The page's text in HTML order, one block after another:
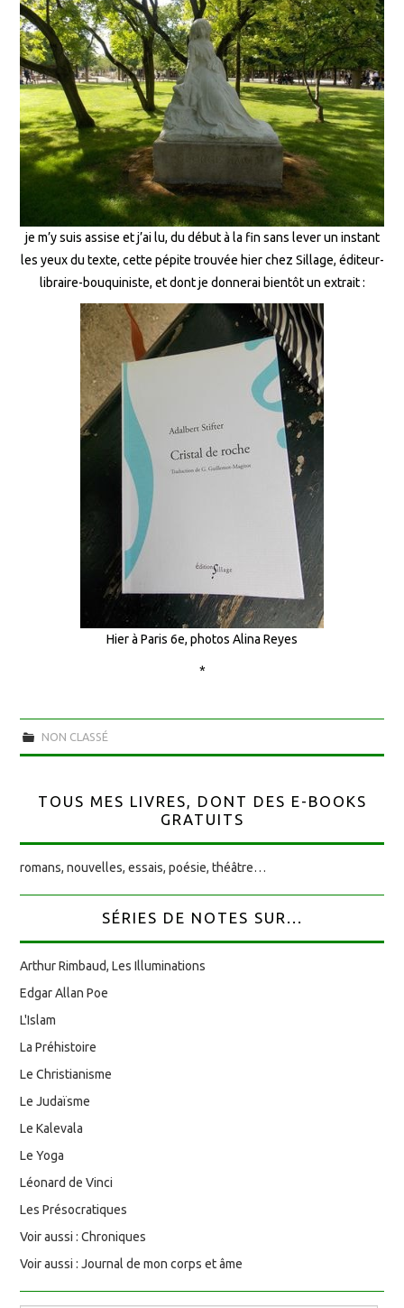
je m’y suis assise et j’ai lu, du début à la fin sans lever un instant
les yeux du texte, cette pépite trouvée hier chez Sillage, éditeur-
libraire-bouquiniste, et dont je donnerai bientôt un extrait :
Hier à Paris 6e, photos Alina Reyes
*
NON CLASSÉ
TOUS MES LIVRES, DONT DES E-BOOKS
GRATUITS
romans, nouvelles, essais, poésie, théâtre…
SÉRIES DE NOTES SUR...
Arthur Rimbaud, Les Illuminations
Edgar Allan Poe
L'Islam
La Préhistoire
Le Christianisme
Le Judaïsme
Le Kalevala
Le Yoga
Léonard de Vinci
Les Présocratiques
Voir aussi : Chroniques
Voir aussi : Journal de mon corps et âme